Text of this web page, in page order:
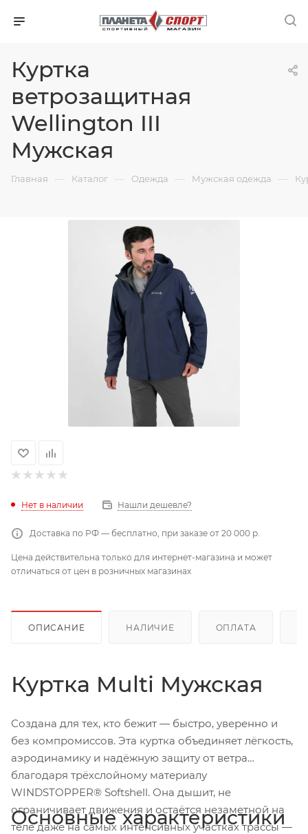
Куртка
ветрозащитная
Wellington III
Мужская
Главная — Каталог — Одежда — Мужская одежда —
Нет в наличии Нашли дешевле?
Доставка по РФ — бесплатно, при заказе от 20 000 р.
Цена действительна только для интернет-магазина и может
отличаться от цен в розничных магазинах
ОПИСАНИЕ НАЛИЧИЕ ОПЛАТА
Куртка Multi Мужская
Создана для тех, кто бежит — быстро, уверенно и
без компромиссов. Эта куртка объединяет лёгкость,
аэродинамику и надёжную защиту от ветра
благодаря трёхслойному материалу
WINDSTOPPER® Softshell. Она дышит, не
ограничивает движения и остаётся незаметной на
теле даже на самых интенсивных участках трассы —
Основные характеристики